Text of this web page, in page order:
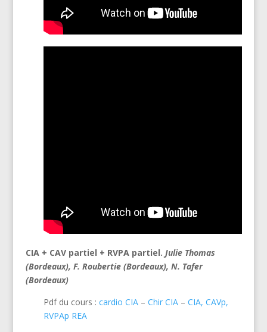
CIA + CAV partiel + RVPA partiel. Julie Thomas
(Bordeaux), F. Roubertie (Bordeaux), N. Tafer
(Bordeaux)
Pdf du cours : cardio CIA– Chir CIA– CIA, CAVp,
RVPAp REA